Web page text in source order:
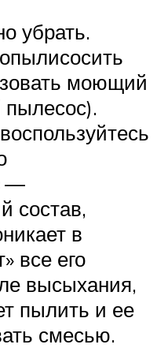
убрать.
моющий
—
состав,
в
все его
высыхания,
пылить и ее
смесью.